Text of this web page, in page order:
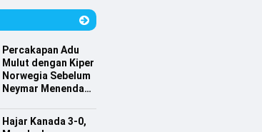
Percakapan Adu
Mulut dengan Kiper
Norwegia Sebelum
Neymar Menendang
Hajar Kanada 3-0,